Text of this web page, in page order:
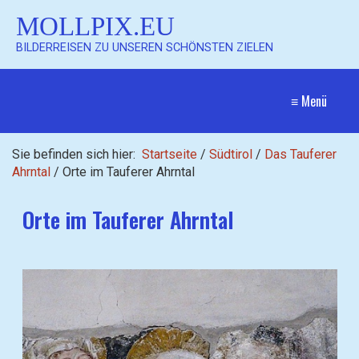
MOLLPIX.EU
BILDERREISEN ZU UNSEREN SCHÖNSTEN ZIELEN
≡ Menü
Sie befinden sich hier: Startseite / Südtirol / Das Tauferer
Ahrntal / Orte im Tauferer Ahrntal
Orte im Tauferer Ahrntal